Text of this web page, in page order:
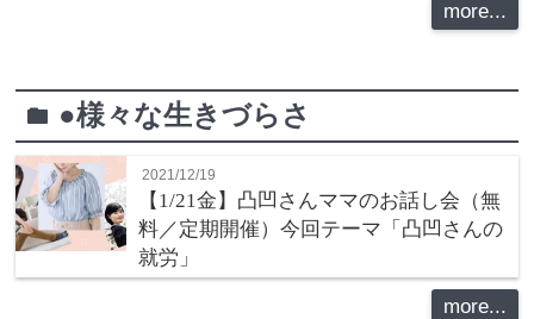
more...
folder ●様々な生きづらさ
2021/12/19
【1/21金】凸凹さんママのお話し会（無
料／定期開催）今回テーマ「凸凹さんの
就労」
more...